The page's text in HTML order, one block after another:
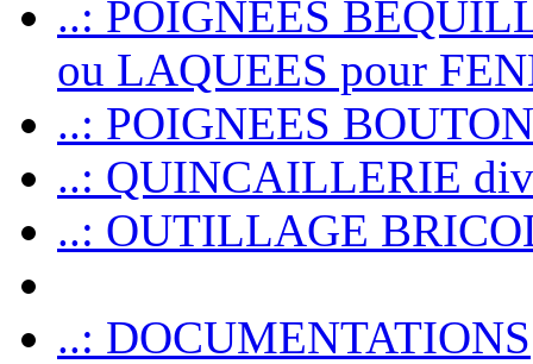
..: POIGNEES
ou LAQUEES pour
..: POIGNEES
..: QUINCAILLERIE
..: OUTILLAGE
..: DOCUMENTATIONS